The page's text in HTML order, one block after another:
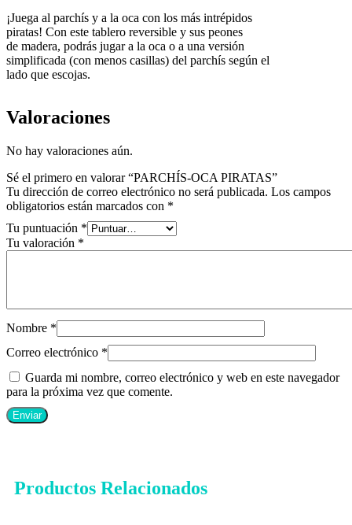
¡Juega al parchís y a la oca con los más intrépidos
piratas! Con este tablero reversible y sus peones
de madera, podrás jugar a la oca o a una versión
simplificada (con menos casillas) del parchís según el
lado que escojas.
Valoraciones
No hay valoraciones aún.
Sé el primero en valorar “PARCHÍS-OCA PIRATAS”
Tu dirección de correo electrónico no será publicada. Los campos
obligatorios están marcados con *
Tu puntuación *
Tu valoración *
Nombre *
Correo electrónico *
Guarda mi nombre, correo electrónico y web en este navegador
para la próxima vez que comente.
Productos Relacionados